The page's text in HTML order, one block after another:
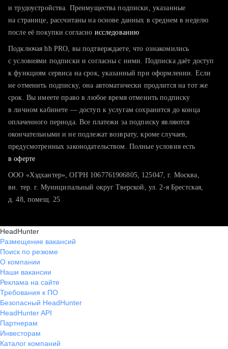
тратите много времени на поиск и вручную поднимаете
хотите сравнить себя с конкурентами и оценить шансы
и трудоустройства. Преимущества подписки, указанные
на странице, рассчитаны на основе данных в среднем в неделю
после её покупки согласно исследованию
Подключая hh PRO, вы подтверждаете, что ознакомились
с условиями подписки и согласны с ними. Подписка даёт доступ
к функциям сервиса на срок, указанный при оформлении. Если
не отменить подписку, она автоматически продлится на тот же
срок. Вы имеете право в любое время отменить подписку
в личном кабинете — доступ к услугам сохранится до конца
оплаченного периода. Все платежи за подписку являются
окончательными и не подлежат возврату, кроме случаев,
предусмотренных законодательством. Полные условия есть
в оферте
ООО «Хэдхантер», ОГРН 1067761906805, 125047, г. Москва,
вн. тер. г. Муниципальный округ Тверской, ул. 2-я Брестская,
д. 48, помещ. 25
HeadHunter
Размещение вакансий
Поиск по резюме
О компании
Наши вакансии
Реклама на сайте
Требования к ПО
Безопасный HeadHunter
HeadHunter API
Партнерам
Инвесторам
Каталог компаний